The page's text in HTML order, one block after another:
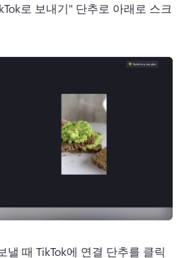
로 보내기" 단추로 아래로 스크
낼 때 TikTok에 연결 단추를 클릭